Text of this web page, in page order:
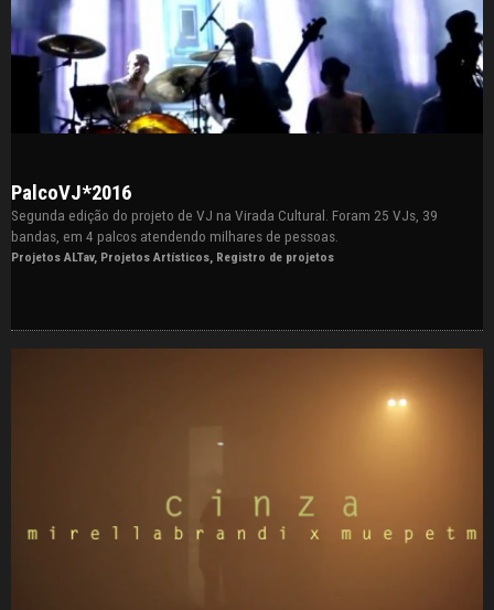
PalcoVJ*2016
Segunda edição do projeto de VJ na Virada Cultural. Foram 25 VJs, 39
bandas, em 4 palcos atendendo milhares de pessoas.
Projetos ALTav, Projetos Artísticos, Registro de projetos